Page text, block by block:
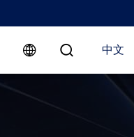
中文